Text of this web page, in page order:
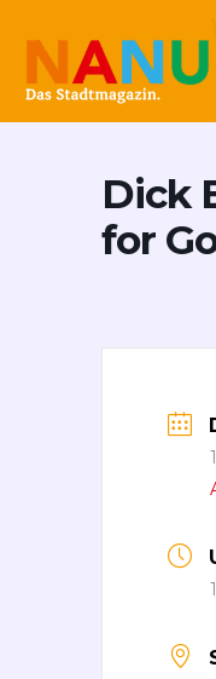
Inhalt
springen
Dick
for